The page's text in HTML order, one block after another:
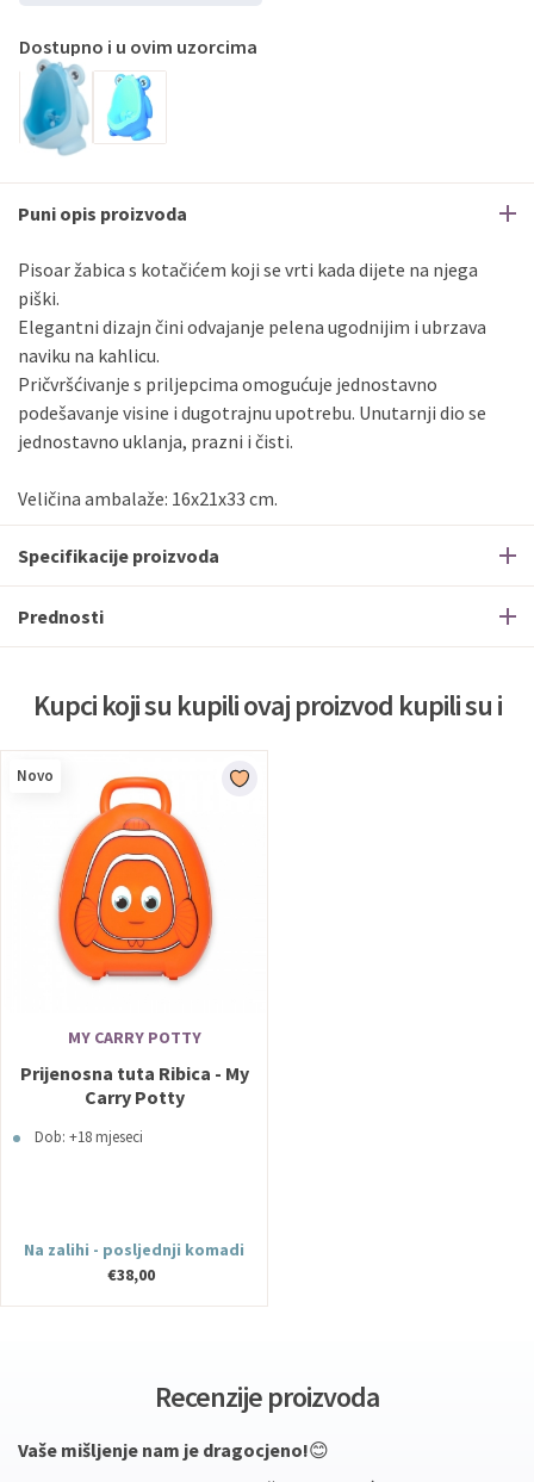
Dostupno i u ovim uzorcima
Puni opis proizvoda
Pisoar žabica s kotačićem koji se vrti kada dijete na njega
piški.
Elegantni dizajn čini odvajanje pelena ugodnijim i ubrzava
naviku na kahlicu.
Pričvršćivanje s priljepcima omogućuje jednostavno
podešavanje visine i dugotrajnu upotrebu. Unutarnji dio se
jednostavno uklanja, prazni i čisti.
Veličina ambalaže: 16x21x33 cm.
Specifikacije proizvoda
Prednosti
Kupci koji su kupili ovaj proizvod kupili su i
Novo
MY CARRY POTTY
Prijenosna tuta Ribica - My
Carry Potty
Dob: +18 mjeseci
Na zalihi - posljednji komadi
€38,00
Recenzije proizvoda
Vaše mišljenje nam je dragocjeno!😊